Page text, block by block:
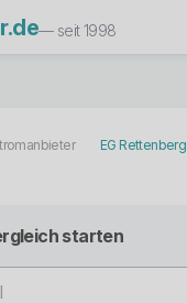
— seit 1998
EG Rettenberg
starten